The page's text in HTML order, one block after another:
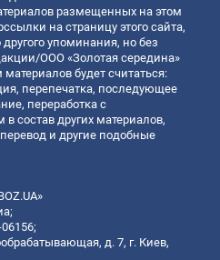
размещенных на этом
на страницу этого сайта,
упоминания, но без
ООО «Золотая середина»
будет считаться:
перепечатка, последующее
переработка с
состав других материалов,
и другие подобные
д. 7, г. Киев,